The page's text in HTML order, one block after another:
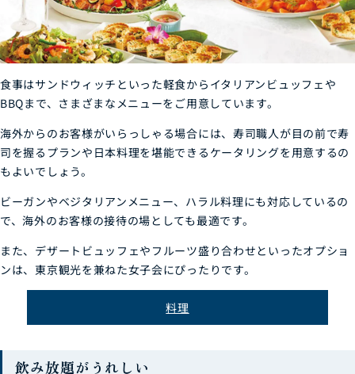
食事はサンドウィッチといった軽食からイタリアンビュッフェや
BBQまで、さまざまなメニューをご用意しています。
海外からのお客様がいらっしゃる場合には、寿司職人が目の前で寿
司を握るプランや日本料理を堪能できるケータリングを用意するの
もよいでしょう。
ビーガンやベジタリアンメニュー、ハラル料理にも対応しているの
で、海外のお客様の接待の場としても最適です。
また、デザートビュッフェやフルーツ盛り合わせといったオプショ
ンは、東京観光を兼ねた女子会にぴったりです。
料理
飲み放題がうれしい